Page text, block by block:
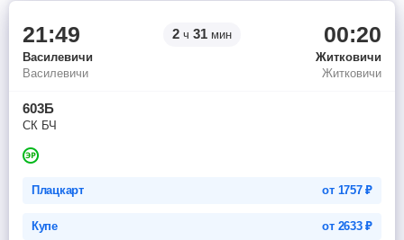
21:49 2 ч 31 мин 00:20
Василевичи
Житковичи
Василевичи
Житковичи
603Б
СК БЧ
Плацкарт от 1757₽
Купе от 2633₽